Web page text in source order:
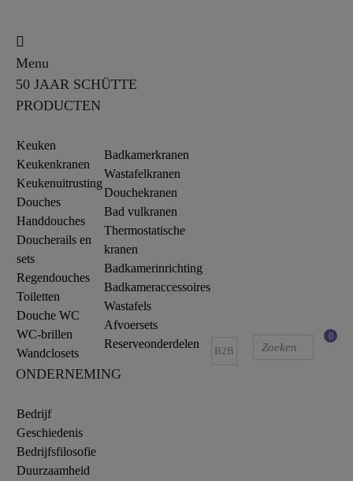
Menu
50 JAAR SCHÜTTE
PRODUCTEN
Keuken
Keukenkranen
Keukenuitrusting
Douches
Handdouches
Doucherails en
sets
Regendouches
Toiletten
Douche WC
WC-brillen
Wandclosets
Badkamerkranen
Wastafelkranen
Douchekranen
Bad vulkranen
Thermostatische
kranen
Badkamerinrichting
Badkameraccessoires
Wastafels
Afvoersets
Reserveonderdelen
ONDERNEMING
Bedrijf
Geschiedenis
Bedrijfsfilosofie
Duurzaamheid
B2B
0